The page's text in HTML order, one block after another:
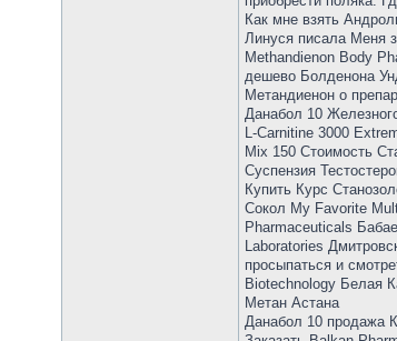
Как мне взять
Линуся писала Меня
Methandienon Body
дешево Болденона
Метандиенон о
Данабол 10
L-Carnitine 3000
Mix 150 Стоимость
Суспензия
Купить Курс
Сокол My Favorite
Pharmaceuticals
Laboratories
просыпаться и
Biotechnology Белая
Метан Астана
Данабол 10 продажа